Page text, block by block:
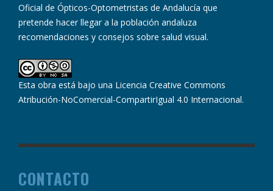
Oficial de Ópticos-Optometristas de Andalucía que
pretende hacer llegar a la población andaluza
recomendaciones y consejos sobre salud visual.
Esta obra está bajo una Licencia Creative Commons
Atribución-NoComercial-CompartirIgual 4.0 Internacional.
CONTACTO